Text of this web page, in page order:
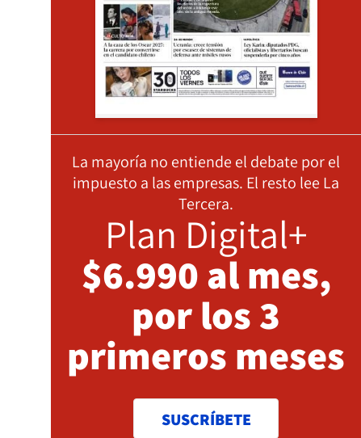
La mayoría no entiende el debate por el
impuesto a las empresas. El resto lee La
Tercera.
Plan Digital+
$6.990 al mes,
por los 3
primeros meses
SUSCRÍBETE